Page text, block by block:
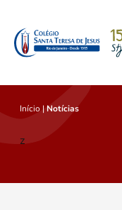
Início |Notícias
z